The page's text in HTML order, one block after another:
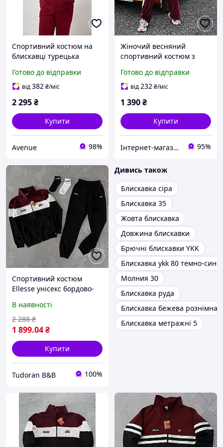
Спортивний костюм на
блискавці турецька
жіночий
Готово до відправки
від382₴/міс
2 295₴
Купити
Avenue 98%
Жіночий весняний
спортивний костюм з
контрастними вставками
кофта на блискавці та
Готово до відправки
від232₴/міс
1 390₴
Купити
Інтернет-магазин одягу та взуття KedON 95%
Спортивний костюм
Ellesse унісекс бордово-
вставками, комплект
кофта на блискавці та
штани джогери з
турецької
В наявності
1 899.04₴
2 288 ₴
Купити
Tudoran B&B 100%
Дивись також
Блискавка сіра
Блискавка 35
Жовта блискавка
Довжина блискавки
Брючні блискавки YKK
Блискавка ykk 80 темно-синя
Молния 30
Блискавка руда
Блискавка бежева рознімна
Блискавка метражні 5